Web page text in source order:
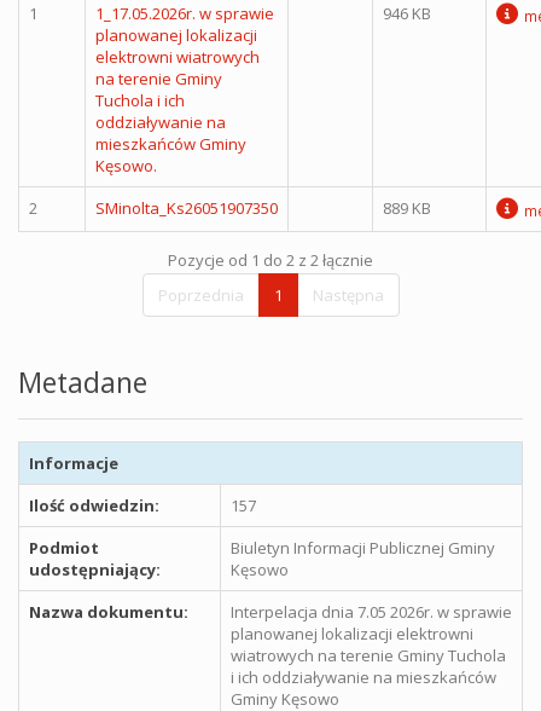
1
1_17.05.2026r. w sprawie
planowanej lokalizacji
elektrowni wiatrowych
na terenie Gminy
Tuchola i ich
oddziaływanie na
mieszkańców Gminy
Kęsowo.
946 KB
2 SMinolta_Ks26051907350 889 KB
Pozycje od 1 do 2 z 2 łącznie
Poprzednia
1 Następna
Metadane
Informacje
Ilość odwiedzin:
157
Podmiot
udostępniający:
Biuletyn Informacji Publicznej Gminy
Kęsowo
Nazwa dokumentu:
Interpelacja dnia 7.05 2026r. w sprawie
planowanej lokalizacji elektrowni
wiatrowych na terenie Gminy Tuchola
i ich oddziaływanie na mieszkańców
Gminy Kęsowo